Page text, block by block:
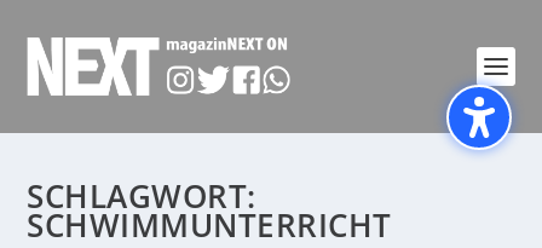
SCHLAGWORT:
SCHWIMMUNTERRICHT